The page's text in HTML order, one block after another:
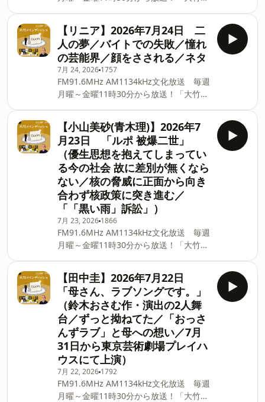
野智子アップデート ポッドキャスト配
信開始！！長野智子アップデート ニュ
ースアップデート（有識者を迎えニュー
スを読み解く） ▼PodcastQR ⁠⁠⁠⁠⁠⁠⁠⁠⁠⁠⁠⁠⁠⁠⁠⁠⁠⁠⁠⁠⁠⁠⁠⁠⁠⁠⁠⁠⁠⁠⁠⁠⁠⁠⁠⁠⁠⁠⁠⁠⁠⁠⁠⁠⁠⁠⁠⁠⁠⁠⁠⁠⁠⁠⁠⁠⁠⁠⁠⁠⁠⁠⁠⁠⁠⁠⁠⁠⁠⁠⁠⁠⁠⁠⁠⁠⁠⁠⁠⁠⁠⁠⁠⁠⁠⁠⁠⁠⁠⁠⁠⁠⁠⁠⁠⁠⁠⁠⁠⁠⁠⁠⁠⁠⁠⁠⁠⁠⁠⁠⁠⁠⁠⁠⁠⁠
ンを飾るゲストが登場！ 大竹まこと＆各
パートナーがお客様のトークを料理しま
す。 毎週木曜日は世の中のギモンに答え
るレポートのコーナー。 どんなことでも
楽しく解決します！ ■ApplePodcast、
Spotify、AmazonMusicなどをご利用の
方は番組フォローをお願いします！ ■長
野智子アップデート ポッドキャスト配
信開始！！長野智子アップデート ニュ
ースアップデート（有識者を迎えニュー
スを読み解く） ▼PodcastQR ⁠⁠⁠⁠⁠⁠⁠⁠⁠⁠⁠⁠⁠⁠⁠⁠⁠⁠⁠⁠⁠⁠⁠⁠⁠⁠⁠⁠⁠⁠⁠⁠⁠⁠⁠⁠⁠⁠⁠⁠⁠⁠⁠⁠⁠⁠⁠⁠⁠⁠⁠⁠⁠⁠⁠⁠⁠⁠⁠⁠⁠⁠⁠⁠⁠⁠⁠⁠⁠⁠⁠⁠⁠⁠⁠⁠⁠⁠⁠⁠⁠⁠⁠⁠⁠⁠⁠⁠⁠⁠⁠⁠⁠⁠⁠⁠⁠⁠⁠⁠⁠⁠⁠⁠⁠⁠⁠⁠⁠⁠⁠⁠⁠⁠⁠⁠
【リニア】2026年7月24日 二
人の夢／バイトでの失敗／憧れ
の芸能界／顔をさされる／ネタ
7月 24, 2026 1757
FM91.6MHz AM1134kHz文化放送 毎週
月曜～金曜11時30分から放送！「大竹ま
ンを飾るゲストが登場！ 大竹まこと＆各
パートナーがお客様のトークを料理しま
す。 毎週木曜日は世の中のギモンに答え
るレポートのコーナー。 どんなことでも
楽しく解決します！ ■ApplePodcast、
Spotify、AmazonMusicなどをご利用の
方は番組フォローをお願いします！ ■長
野智子アップデート ポッドキャスト配
信開始！！長野智子アップデート ニュ
ースアップデート（有識者を迎えニュー
スを読み解く） ▼PodcastQR ⁠⁠⁠⁠⁠⁠⁠⁠⁠⁠⁠⁠⁠⁠⁠⁠⁠⁠⁠⁠⁠⁠⁠⁠⁠⁠⁠⁠⁠⁠⁠⁠⁠⁠⁠⁠⁠⁠⁠⁠⁠⁠⁠⁠⁠⁠⁠⁠⁠⁠⁠⁠⁠⁠⁠⁠⁠⁠⁠⁠⁠⁠⁠⁠⁠⁠⁠⁠⁠⁠⁠⁠⁠⁠⁠⁠⁠⁠⁠⁠⁠⁠⁠⁠⁠⁠⁠⁠⁠⁠⁠⁠⁠⁠⁠⁠⁠⁠⁠⁠⁠⁠⁠⁠⁠⁠⁠⁠⁠⁠⁠⁠⁠⁠⁠⁠
【小山美砂(青木理)】2026年7
月23日 「ルポ 被爆二世」
（優生思想を抱えてしまってい
る今の社会 故に差別が無くなら
ない／核の脅威に正面から向き
合わず核政策に突き進む／
「「黒い雨」訴訟」）
7月 23, 2026 1866
FM91.6MHz AM1134kHz文化放送 毎週
月曜～金曜11時30分から放送！「大竹ま
ンを飾るゲストが登場！ 大竹まこと＆各
パートナーがお客様のトークを料理しま
す。 毎週木曜日は世の中のギモンに答え
るレポートのコーナー。 どんなことでも
楽しく解決します！ ■ApplePodcast、
Spotify、AmazonMusicなどをご利用の
方は番組フォローをお願いします！ ■長
野智子アップデート ポッドキャスト配
信開始！！長野智子アップデート ニュ
ースアップデート（有識者を迎えニュー
スを読み解く） ▼PodcastQR ⁠⁠⁠⁠⁠⁠⁠⁠⁠⁠⁠⁠⁠⁠⁠⁠⁠⁠⁠⁠⁠⁠⁠⁠⁠⁠⁠⁠⁠⁠⁠⁠⁠⁠⁠⁠⁠⁠⁠⁠⁠⁠⁠⁠⁠⁠⁠⁠⁠⁠⁠⁠⁠⁠⁠⁠⁠⁠⁠⁠⁠⁠⁠⁠⁠⁠⁠⁠⁠⁠⁠⁠⁠⁠⁠⁠⁠⁠⁠⁠⁠⁠⁠⁠⁠⁠⁠⁠⁠⁠⁠⁠⁠⁠⁠⁠⁠⁠⁠⁠⁠⁠⁠⁠⁠⁠⁠⁠⁠⁠⁠⁠⁠⁠⁠⁠
【田中圭】2026年7月22日
「母さん、ラブソングです。」
（鈴木おさむ作・演出の2人舞
台／ずっと拗ねてた／「おっさ
んずラブ」と母への想い／7月
31日から東京芸術劇場プレイハ
ウスにて上演）
7月 22, 2026 1792
FM91.6MHz AM1134kHz文化放送 毎週
月曜～金曜11時30分から放送！「大竹ま